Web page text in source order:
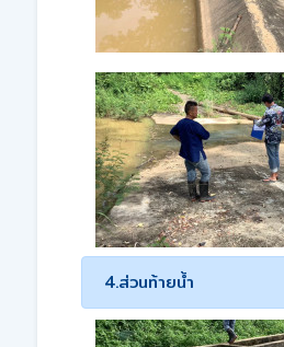
4.ส่วนท้ายน้ำ